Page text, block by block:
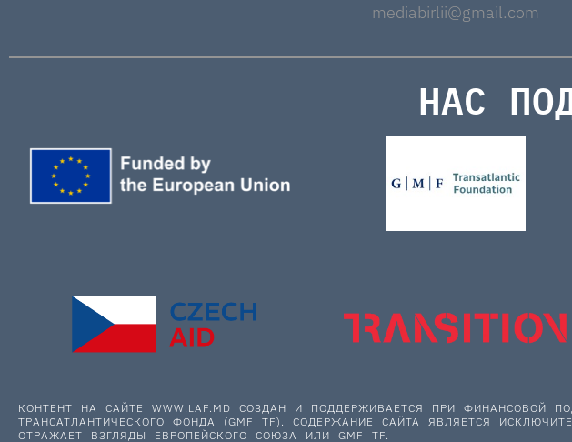
mediabirlii@gmail.com
НАС
КОНТЕНТ НА САЙТЕ WWW.LAF.MD СОЗДАН И ПОДДЕРЖИВАЕТСЯ ПРИ
ТРАНСАТЛАНТИЧЕСКОГО ФОНДА (GMF TF). СОДЕРЖАНИЕ САЙТА ЯВЛЯЕТСЯ
ОТРАЖАЕТ ВЗГЛЯДЫ ЕВРОПЕЙСКОГО СОЮЗА ИЛИ GMF TF.